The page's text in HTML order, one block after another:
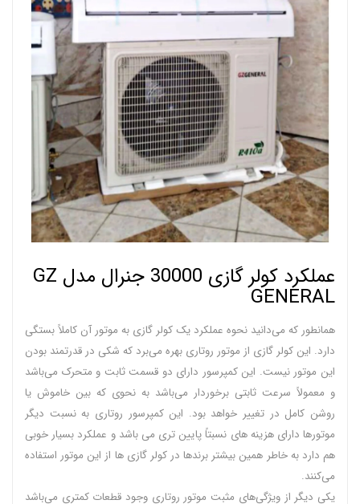
عملکرد کولر گازی 30000 جنرال مدل GZ
GENERAL
همانطور که می‌دانید نحوه عملکرد یک کولر گازی به موتور آن کاملاً بستگی
دارد. این کولر گازی از موتور روتاری بهره می‌برد که شکی در قدرتمند بودن
این موتور نیست. این کمپرسور دارای دو قسمت ثابت و متحرک می‌باشد
و معمولاً سرعت ثابتی برخوردار می‌باشد به نحوی که بین خاموش یا
روشن کامل در تغییر خواهد بود. این کمپرسور روتاری به نسبت دیگر
موتورها دارای هزینه‌ های نسبتاً پایین‌ تری می‌ باشد و عملکرد بسیار خوبی
هم دارد به خاطر همین بیشتر برندها در کولر گازی‌ ها از این موتور استفاده
می‌کنند.
یکی دیگر از ویژگی‌های مثبت موتور روتاری وجود قطعات کمتری می‌باشد